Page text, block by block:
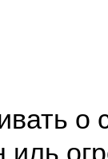
о
иль